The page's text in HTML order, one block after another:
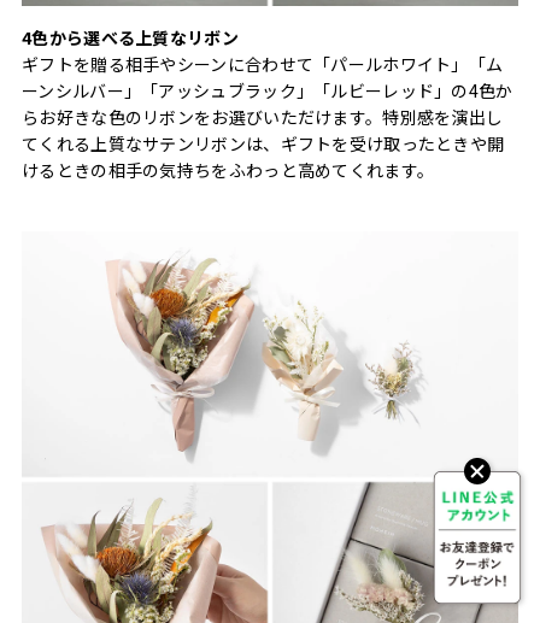
4色から選べる上質なリボン
ギフトを贈る相手やシーンに合わせて「パールホワイト」「ム
ーンシルバー」「アッシュブラック」「ルビーレッド」の4色か
らお好きな色のリボンをお選びいただけます。特別感を演出し
てくれる上質なサテンリボンは、ギフトを受け取ったときや開
けるときの相手の気持ちをふわっと高めてくれます。